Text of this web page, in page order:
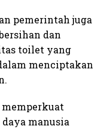
pemerintah juga
dan
toilet yang
menciptakan
manusia